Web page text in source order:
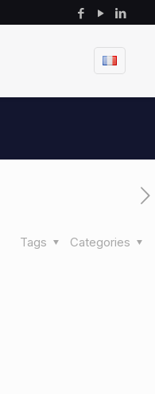
Categories
Tags